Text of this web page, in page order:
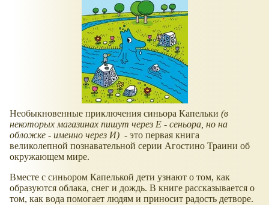
Необыкновенные приключения синьора Капельки (в
некоторых магазинах пишут через Е - сеньора, но на
обложке - именно через И) - это первая книга
великолепной познавательной серии Агостино Траини об
окружающем мире.
Вместе с синьором Капелькой дети узнают о том, как
образуются облака, снег и дождь. В книге рассказывается о
том, как вода помогает людям и приносит радость детворе.